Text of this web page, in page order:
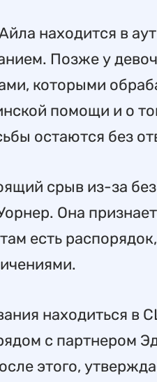
находится в
Позже у
которыми
помощи и о
остаются без
срыв из-за
Она
есть
находиться в
с партнером
этого,